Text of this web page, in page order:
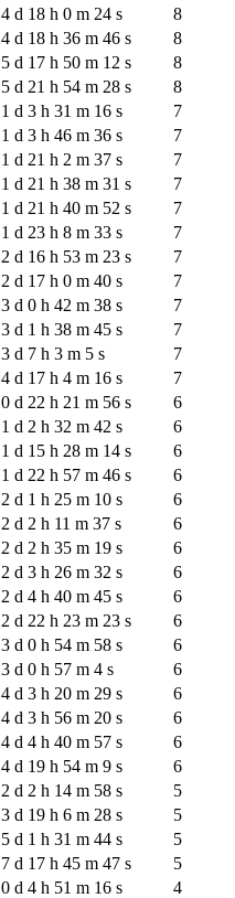
4 d 18 h 0 m 24 s
8
4 d 18 h 36 m 46 s
8
5 d 17 h 50 m 12 s
8
5 d 21 h 54 m 28 s
8
1 d 3 h 31 m 16 s
7
1 d 3 h 46 m 36 s
7
1 d 21 h 2 m 37 s
7
1 d 21 h 38 m 31 s
7
1 d 21 h 40 m 52 s
7
1 d 23 h 8 m 33 s
7
2 d 16 h 53 m 23 s
7
2 d 17 h 0 m 40 s
7
3 d 0 h 42 m 38 s
7
3 d 1 h 38 m 45 s
7
3 d 7 h 3 m 5 s
7
4 d 17 h 4 m 16 s
7
0 d 22 h 21 m 56 s
6
1 d 2 h 32 m 42 s
6
1 d 15 h 28 m 14 s
6
1 d 22 h 57 m 46 s
6
2 d 1 h 25 m 10 s
6
2 d 2 h 11 m 37 s
6
2 d 2 h 35 m 19 s
6
2 d 3 h 26 m 32 s
6
2 d 4 h 40 m 45 s
6
2 d 22 h 23 m 23 s
6
3 d 0 h 54 m 58 s
6
3 d 0 h 57 m 4 s
6
4 d 3 h 20 m 29 s
6
4 d 3 h 56 m 20 s
6
4 d 4 h 40 m 57 s
6
4 d 19 h 54 m 9 s
6
2 d 2 h 14 m 58 s
5
3 d 19 h 6 m 28 s
5
5 d 1 h 31 m 44 s
5
7 d 17 h 45 m 47 s
5
0 d 4 h 51 m 16 s
4